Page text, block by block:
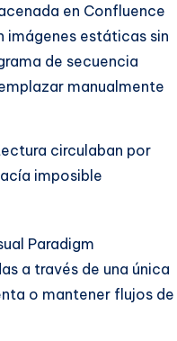
en Confluence
imágenes estáticas sin
de secuencia
manualmente
circulaban por
imposible
Paradigm
a través de una única
o mantener flujos de